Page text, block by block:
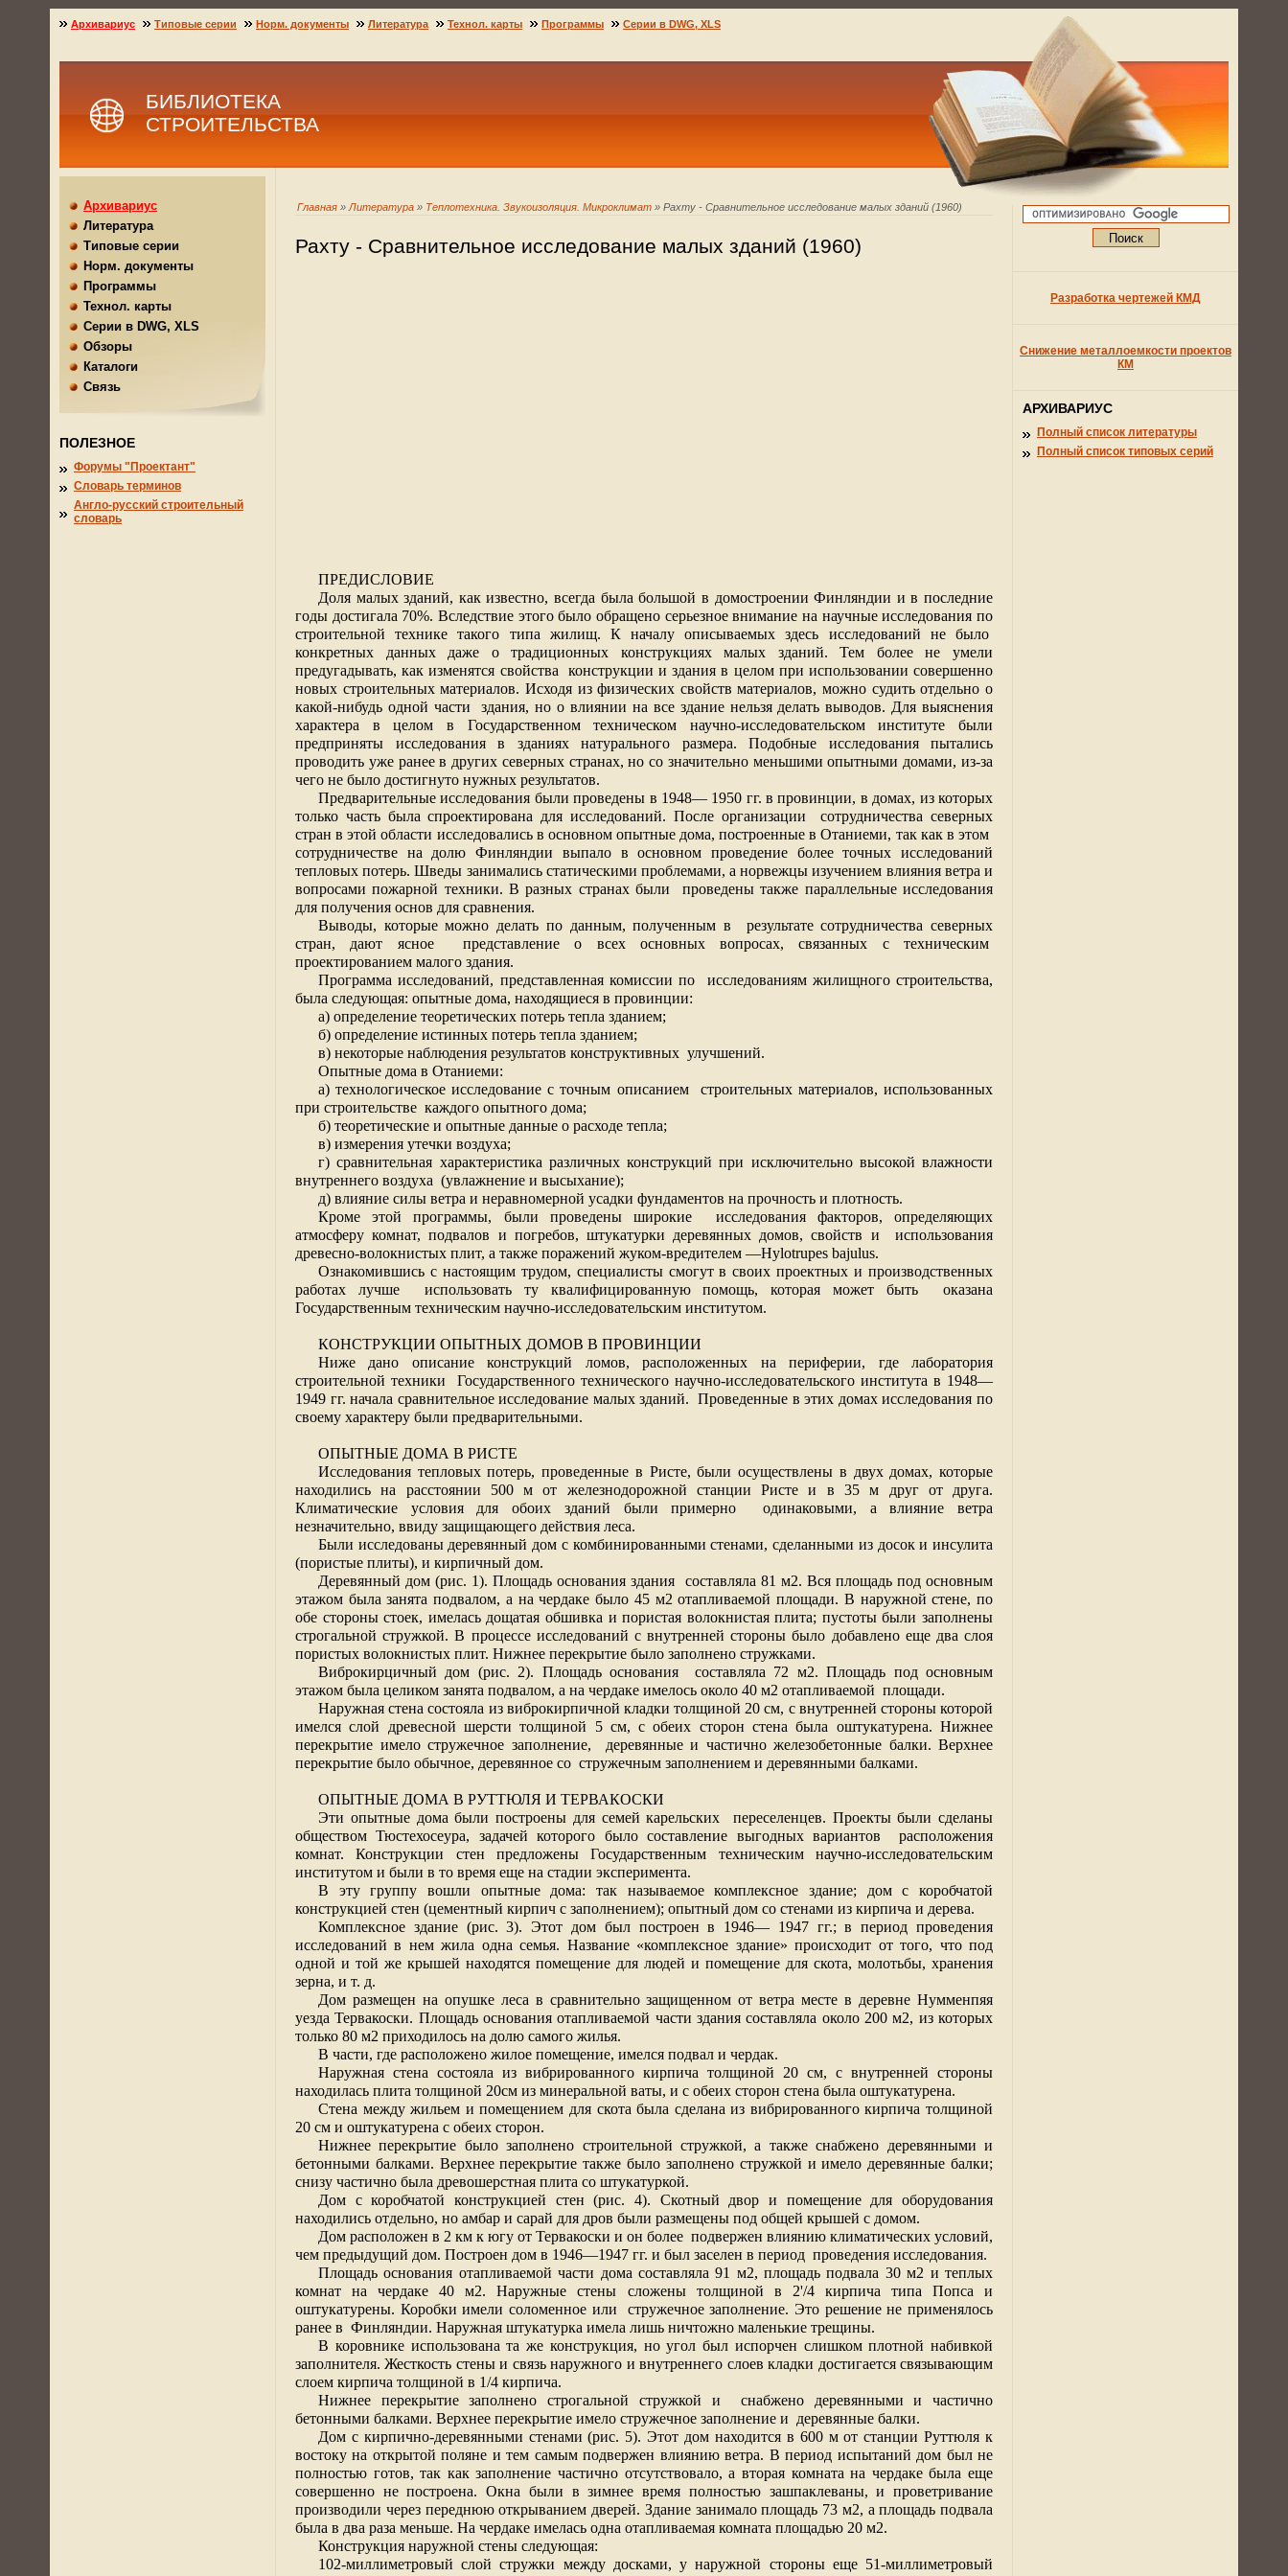
БИБЛИОТЕКА
СТРОИТЕЛЬСТВА
Главная » Литература » Теплотехника. Звукоизоляция. Микроклимат » Рахту - Сравнительное исследование малых зданий (1960)
Рахту - Сравнительное исследование малых зданий (1960)
ПРЕДИСЛОВИЕ
Доля малых зданий, как известно, всегда была большой в домостроении Финляндии и в последние
годы достигала 70%. Вследствие этого было обращено серьезное внимание на научные исследования по
строительной технике такого типа жилищ. К началу описываемых здесь исследований не было
конкретных данных даже о традиционных конструкциях малых зданий. Тем более не умели
предугадывать, как изменятся свойства
конструкции и здания в целом при использовании совершенно
новых строительных материалов. Исходя из физических свойств материалов, можно судить отдельно о
какой-нибудь одной части
здания, но о влиянии на все здание нельзя делать выводов. Для выяснения
характера в целом в Государственном техническом научно-исследовательском институте были
предприняты исследования в зданиях натурального размера. Подобные исследования пытались
проводить уже ранее в других северных странах, но со значительно меньшими опытными домами, из-за
чего не было достигнуто нужных результатов.
Предварительные исследования были проведены в 1948— 1950 гг. в провинции, в домах, из которых
только часть была спроектирована для исследований. После организации
сотрудничества северных
стран в этой области исследовались в основном опытные дома, построенные в Отаниеми, так как в этом
сотрудничестве на долю Финляндии выпало в основном проведение более точных исследований
тепловых потерь. Шведы занимались статическими проблемами, а норвежцы изучением влияния ветра и
вопросами пожарной техники. В разных странах были
проведены также параллельные исследования
для получения основ для сравнения.
Выводы, которые можно делать по данным, полученным в
результате сотрудничества северных
стран, дают ясное
представление о всех основных вопросах, связанных с техническим
проектированием малого здания.
Программа исследований, представленная комиссии по
исследованиям жилищного строительства,
была следующая: опытные дома, находящиеся в провинции:
а) определение теоретических потерь тепла зданием;
б) определение истинных потерь тепла зданием;
в) некоторые наблюдения результатов конструктивных улучшений.
Опытные дома в Отаниеми:
а) технологическое исследование с точным описанием
строительных материалов, использованных
при строительстве каждого опытного дома;
б) теоретические и опытные данные о расходе тепла;
в) измерения утечки воздуха;
г) сравнительная характеристика различных конструкций при исключительно высокой влажности
внутреннего воздуха (увлажнение и высыхание);
д) влияние силы ветра и неравномерной усадки фундаментов на прочность и плотность.
Кроме этой программы, были проведены широкие
исследования факторов, определяющих
атмосферу комнат, подвалов и погребов, штукатурки деревянных домов, свойств и
использования
древесно-волокнистых плит, а также поражений жуком-вредителем —Hylotrupes bajulus.
Ознакомившись с настоящим трудом, специалисты смогут в своих проектных и производственных
работах лучше
использовать ту квалифицированную помощь, которая может быть
оказана
Государственным техническим научно-исследовательским институтом.
КОНСТРУКЦИИ ОПЫТНЫХ ДОМОВ В ПРОВИНЦИИ
Ниже дано описание конструкций ломов, расположенных на периферии, где лаборатория
строительной техники
Государственного технического научно-исследовательского института в 1948—
1949 гг. начала сравнительное исследование малых зданий.
Проведенные в этих домах исследования по
своему характеру были предварительными.
ОПЫТНЫЕ ДОМА В РИСТЕ
Исследования тепловых потерь, проведенные в Ристе, были осуществлены в двух домах, которые
находились на расстоянии 500 м от железнодорожной станции Ристе и в 35 м друг от друга.
Климатические условия для обоих зданий были примерно
одинаковыми, а влияние ветра
незначительно, ввиду защищающего действия леса.
Были исследованы деревянный дом с комбинированными стенами, сделанными из досок и инсулита
(пористые плиты), и кирпичный дом.
Деревянный дом (рис. 1). Площадь основания здания
составляла 81 м2. Вся площадь под основным
этажом была занята подвалом, а на чердаке было 45 м2 отапливаемой площади. В наружной стене, по
обе стороны стоек, имелась дощатая обшивка и пористая волокнистая плита; пустоты были заполнены
строгальной стружкой. В процессе исследований с внутренней стороны было добавлено еще два слоя
пористых волокнистых плит. Нижнее перекрытие было заполнено стружками.
Виброкирцичный дом (рис. 2). Площадь основания
составляла 72 м2. Площадь под основным
этажом была целиком занята подвалом, а на чердаке имелось около 40 м2 отапливаемой площади.
Наружная стена состояла из виброкирпичной кладки толщиной 20 см, с внутренней стороны которой
имелся слой древесной шерсти толщиной 5 см, с обеих сторон стена была оштукатурена. Нижнее
перекрытие имело стружечное заполнение,
деревянные и частично железобетонные балки. Верхнее
перекрытие было обычное, деревянное со стружечным заполнением и деревянными балками.
ОПЫТНЫЕ ДОМА В РУТТЮЛЯ И ТЕРВАКОСКИ
Эти опытные дома были построены для семей карельских
переселенцев. Проекты были сделаны
обществом Тюстехосеура, задачей которого было составление выгодных вариантов
расположения
комнат. Конструкции стен предложены Государственным техническим научно-исследовательским
институтом и были в то время еще на стадии эксперимента.
В эту группу вошли опытные дома: так называемое комплексное здание; дом с коробчатой
конструкцией стен (цементный кирпич с заполнением); опытный дом со стенами из кирпича и дерева.
Комплексное здание (рис. 3). Этот дом был построен в 1946— 1947 гг.; в период проведения
исследований в нем жила одна семья. Название «комплексное здание» происходит от того, что под
одной и той же крышей находятся помещение для людей и помещение для скота, молотьбы, хранения
зерна, и т. д.
Дом размещен на опушке леса в сравнительно защищенном от ветра месте в деревне Нумменпяя
уезда Тервакоски. Площадь основания отапливаемой части здания составляла около 200 м2, из которых
только 80 м2 приходилось на долю самого жилья.
В части, где расположено жилое помещение, имелся подвал и чердак.
Наружная стена состояла из вибрированного кирпича толщиной 20 см, с внутренней стороны
находилась плита толщиной 20см из минеральной ваты, и с обеих сторон стена была оштукатурена.
Стена между жильем и помещением для скота была сделана из вибрированного кирпича толщиной
20 см и оштукатурена с обеих сторон.
Нижнее перекрытие было заполнено строительной стружкой, а также снабжено деревянными и
бетонными балками. Верхнее перекрытие также было заполнено стружкой и имело деревянные балки;
снизу частично была древошерстная плита со штукатуркой.
Дом с коробчатой конструкцией стен (рис. 4). Скотный двор и помещение для оборудования
находились отдельно, но амбар и сарай для дров были размещены под общей крышей с домом.
Дом расположен в 2 км к югу от Тервакоски и он более подвержен влиянию климатических условий,
чем предыдущий дом. Построен дом в 1946—1947 гг. и был заселен в период проведения исследования.
Площадь основания отапливаемой части дома составляла91 м2, площадь подвала 30 м2 и теплых
комнат на чердаке40 м2. Наружные стены сложены толщиной в 2'/4 кирпича типа Попса и
оштукатурены. Коробки имели соломенное или
стружечное заполнение. Это решение не применялось
ранее в Финляндии. Наружная штукатурка имела лишь ничтожно маленькие трещины.
В коровнике использована та же конструкция, но угол был испорчен слишком плотной набивкой
заполнителя. Жесткость стены и связь наружного и внутреннего слоев кладки достигается связывающим
слоем кирпича толщиной в 1/4 кирпича.
Нижнее перекрытие заполнено строгальной стружкой и
снабжено деревянными и частично
бетонными балками. Верхнее перекрытие имело стружечное заполнение и деревянные балки.
Дом с кирпично-деревянными стенами (рис. 5). Этот дом находится в 600 мот станции Руттюля к
востоку на открытой поляне и тем самым подвержен влиянию ветра. В период испытаний дом был не
полностью готов, так как заполнение частично отсутствовало, а вторая комната на чердаке была еще
совершенно не построена. Окна были в зимнее время полностью зашпаклеваны, и проветривание
производили через переднюю открыванием дверей. Здание занимало площадь 73 м2, а площадь подвала
была в два раза меньше. На чердаке имелась одна отапливаемая комната площадью 20 м2.
Конструкция наружной стены следующая:
102-миллиметровый слой стружки между досками, у наружной стороны еще 51-миллиметровый
Архивариус Типовые серии Норм. документы Литература Технол. карты Программы Серии в DWG, XLS
Архивариус
Литература
Типовые серии
Норм. документы
Программы
Технол. карты
Серии в DWG, XLS
Обзоры
Каталоги
Связь
ПОЛЕЗНОЕ
Форумы "Проектант"
Словарь терминов
Англо-русский строительный
словарь
Разработка чертежей КМД
Снижение металлоемкости проектов
КМ
АРХИВАРИУС
Полный список литературы
Полный список типовых серий